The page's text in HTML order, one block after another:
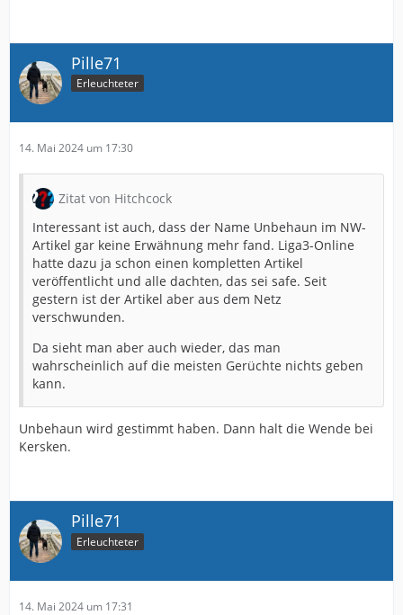
Pille71
Erleuchteter
14. Mai 2024 um 17:30
Zitat von Hitchcock
Interessant ist auch, dass der Name Unbehaun im NW-
Artikel gar keine Erwähnung mehr fand. Liga3-Online
hatte dazu ja schon einen kompletten Artikel
veröffentlicht und alle dachten, das sei safe. Seit
gestern ist der Artikel aber aus dem Netz
verschwunden.
Da sieht man aber auch wieder, das man
wahrscheinlich auf die meisten Gerüchte nichts geben
kann.
Unbehaun wird gestimmt haben. Dann halt die Wende bei
Kersken.
Pille71
Erleuchteter
14. Mai 2024 um 17:31